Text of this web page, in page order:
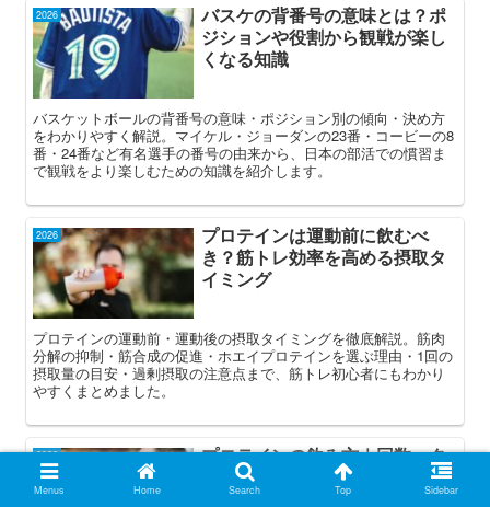
2026
バスケの背番号の意味とは？ポ
ジションや役割から観戦が楽し
くなる知識
バスケットボールの背番号の意味・ポジション別の傾向・決め方
をわかりやすく解説。マイケル・ジョーダンの23番・コービーの8
番・24番など有名選手の番号の由来から、日本の部活での慣習ま
で観戦をより楽しむための知識を紹介します。
2026
プロテインは運動前に飲むべ
き？筋トレ効率を高める摂取タ
イミング
プロテインの運動前・運動後の摂取タイミングを徹底解説。筋肉
分解の抑制・筋合成の促進・ホエイプロテインを選ぶ理由・1回の
摂取量の目安・過剰摂取の注意点まで、筋トレ初心者にもわかり
やすくまとめました。
2026
プロテインの飲み方｜回数・タ
イミング・効果的な摂取のコツ
Menus Home Search Top Sidebar